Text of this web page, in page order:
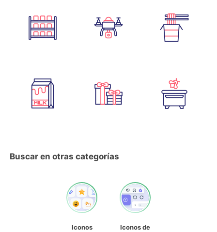
Buscar en otras categorías
Iconos
Iconos de